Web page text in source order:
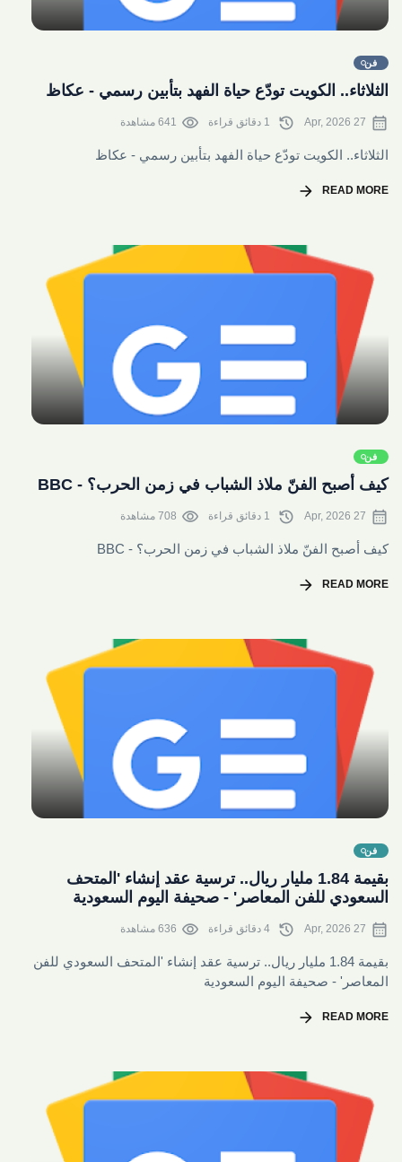
فن
الثلاثاء.. الكويت تودّع حياة الفهد بتأبين رسمي - عكاظ
calendar_month
27 Apr, 2026
history
visibility 641 مشاهدة
الثلاثاء.. الكويت تودّع حياة الفهد بتأبين رسمي - عكاظ
READ MORE
arrow_forward
فن
كيف أصبح الفنّ ملاذ الشباب في زمن الحرب؟ - BBC
calendar_month
27 Apr, 2026
history
visibility 708 مشاهدة
كيف أصبح الفنّ ملاذ الشباب في زمن الحرب؟ - BBC
READ MORE
arrow_forward
فن
بقيمة 1.84 مليار ريال.. ترسية عقد إنشاء 'المتحف
السعودي للفن المعاصر' - صحيفة اليوم السعودية
calendar_month
27 Apr, 2026
history
visibility 636 مشاهدة
بقيمة 1.84 مليار ريال.. ترسية عقد إنشاء 'المتحف السعودي للفن
المعاصر' - صحيفة اليوم السعودية
READ MORE
arrow_forward